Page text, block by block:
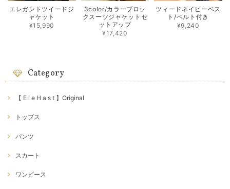
エレガントツイードジ
ャケット
¥15,990
3color/カラーブロッ
クスーツジャケットセ
ットアップ
¥17,420
ツィードネイビーベス
ト/ベルト付き
¥9,240
Category
【 E l e H a s t 】Original
トップス
パンツ
スカート
ワンピース